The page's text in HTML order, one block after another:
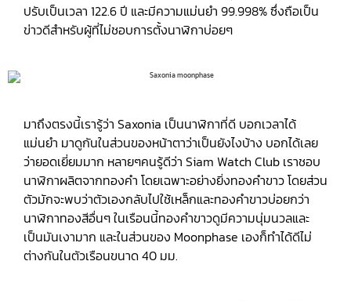
ปรับเป็นเวลา 122.6 ปี และมีความแม่นยำ 99.998% ซึ่งถือเป็น
ข่าวดีสำหรับผู้ที่ไม่ชอบการตั้งนาฬิกาบ่อยๆ
มาถึงตรงนี้เรารู้ว่า Saxonia เป็นนาฬิกาที่ดี บอกเวลาได้
แม่นยำ มาดูกันในส่วนของหน้าตาว่าเป็นยังไงบ้าง บอกได้เลย
ว่ายอดเยี่ยมมาก หลายๆคนรู้ดีว่า Siam Watch Club เราชอบ
นาฬิกาผลิตจากทองคำ โดยเฉพาะอย่างยิ่งทองคำขาว โดยส่วน
ตัวมักจะพบว่าตัวเองกลับไปใช้เหล็กและทองคำขาวบ่อยกว่า
นาฬิกาทองสีอื่นๆ ในเรือนนี้ทองคำขาวดูมีความนุ่มนวลและ
เป็นมันเงามาก และในส่วนของ Moonphase เองก็ทำได้ดีไม่
ต่างกันในตัวเรือนขนาด 40 มม.